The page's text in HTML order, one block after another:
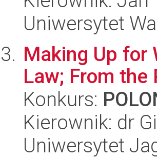
Uniwersytet
Making Up for
Law; From
Konkurs:
Kierownik: dr
Uniwersytet